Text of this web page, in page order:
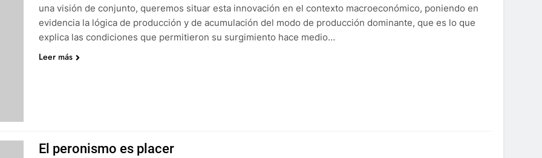
una visión de conjunto, queremos situar esta innovación en el contexto macroeconómico, poniendo en
evidencia la lógica de producción y de acumulación del modo de producción dominante, que es lo que
explica las condiciones que permitieron su surgimiento hace medio…
Leer más
El peronismo es placer